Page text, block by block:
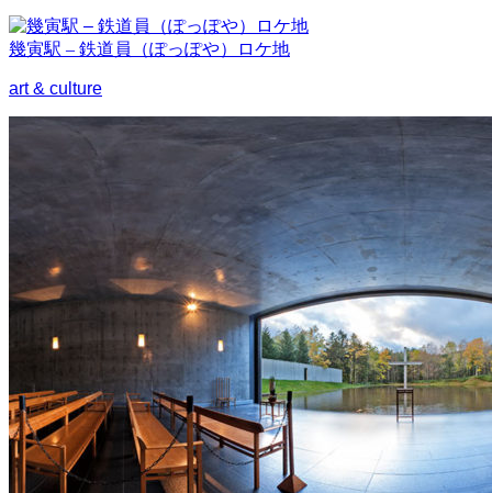
幾寅駅 – 鉄道員（ぽっぽや）ロケ地
art & culture